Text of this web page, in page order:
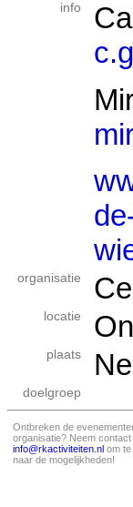
info
organisatie
locatie
plaats
doelgroep
Ontbreken de
organisatie? Neem contact
info@rkactiviteiten.nl om
naar de mogelijkheden!